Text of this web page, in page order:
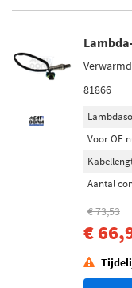
Verwarmd
81866
Voor OE
Aantal
€ 73,53
€